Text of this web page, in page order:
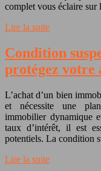
complet vous éclaire
Lire la suite
Condition
protégez votre
L’achat d’un bien
et nécessite une
immobilier dynamique
taux d’intérêt, il est
potentiels. La condition
Lire la suite